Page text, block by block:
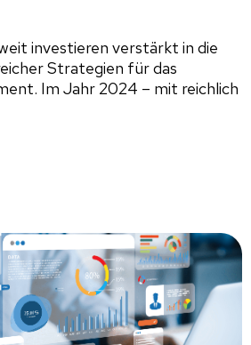
investieren verstärkt in die
Strategien für das
Im Jahr 2024 – mit reichlich